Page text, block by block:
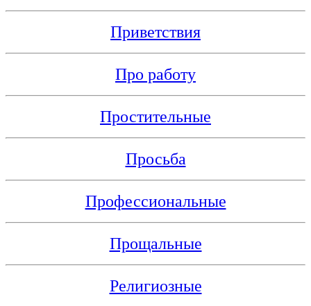
Приветствия
Про работу
Простительные
Просьба
Профессиональные
Прощальные
Религиозные